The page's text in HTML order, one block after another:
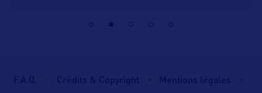
F.A.Q. Crédits & Copyright
Mentions légales